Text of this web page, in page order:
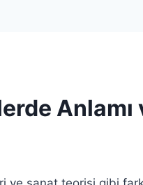
Anlamı